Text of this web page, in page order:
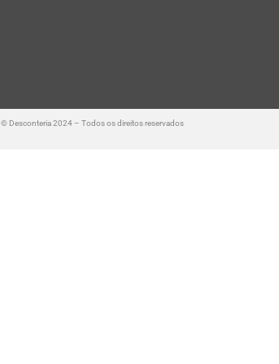
© Desconteria 2024 – Todos os direitos reservados